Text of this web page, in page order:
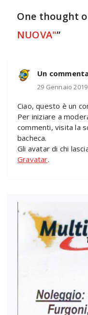
One thought
NUOVA"”
Un
29 Gennaio
Ciao, questo è un
Per iniziare a
commenti, visita la
bacheca.
Gli avatar di chi
Gravatar.